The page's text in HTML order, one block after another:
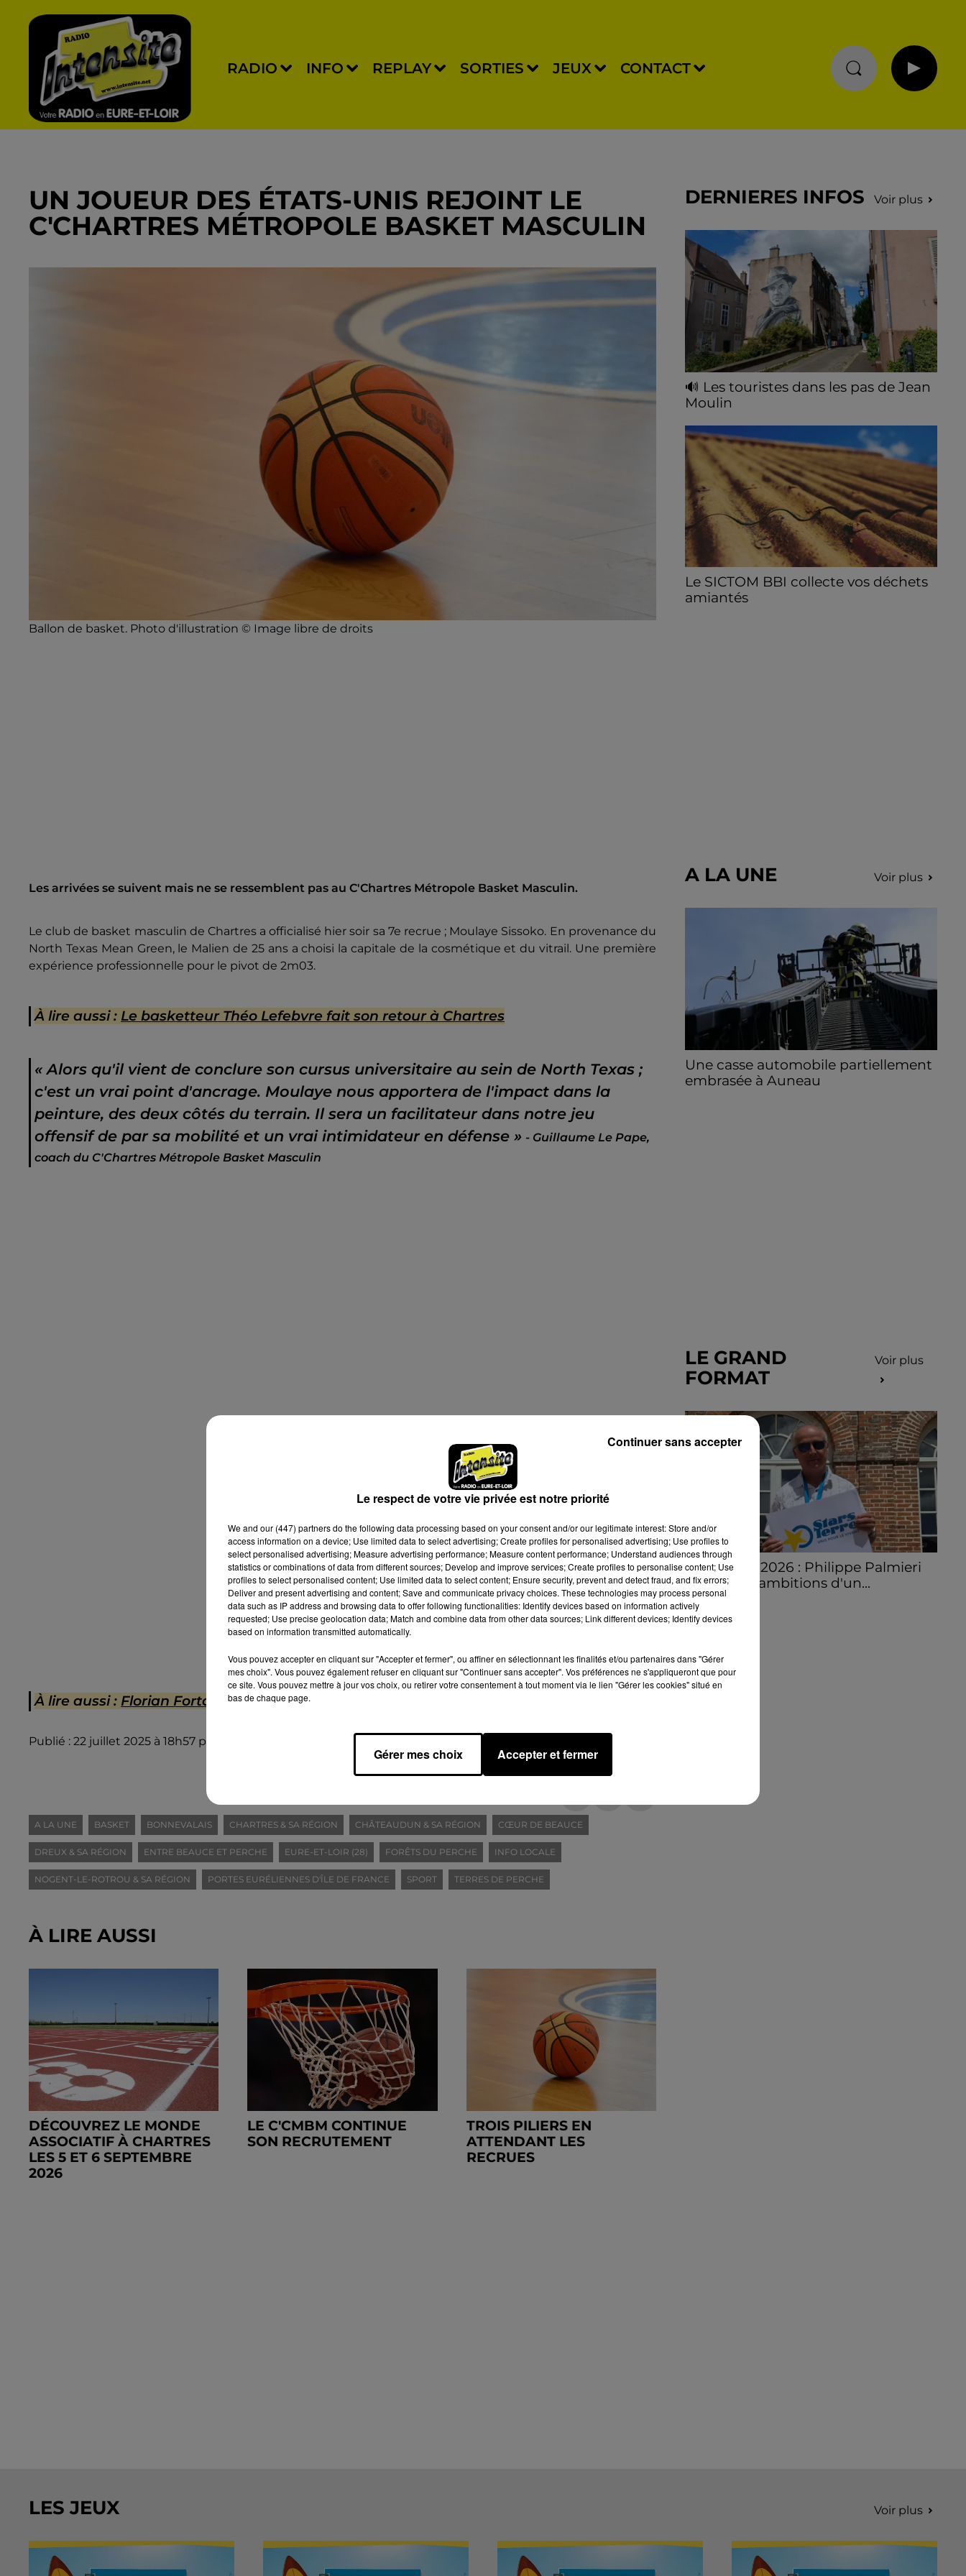
RADIO INFO REPLAY SORTIES JEUX CONTACT
UN JOUEUR DES ÉTATS-UNIS REJOINT LE
C'CHARTRES MÉTROPOLE BASKET MASCULIN
Ballon de basket. Photo d'illustration © Image libre de droits
Les arrivées se suivent mais ne se ressemblent pas au C'Chartres Métropole Basket Masculin.
Le club de basket masculin de Chartres a officialisé hier soir sa 7e recrue ; Moulaye Sissoko. En provenance du
North Texas Mean Green, le Malien de 25 ans a choisi la capitale de la cosmétique et du vitrail. Une première
expérience professionnelle pour le pivot de 2m03.
À lire aussi : Le basketteur Théo Lefebvre fait son retour à Chartres
« Alors qu'il vient de conclure son cursus universitaire au sein de North Texas ;
c'est un vrai point d'ancrage. Moulaye nous apportera de l'impact dans la
peinture, des deux côtés du terrain. Il sera un facilitateur dans notre jeu
offensif de par sa mobilité et un vrai intimidateur en défense » - Guillaume Le Pape,
coach du C'Chartres Métropole Basket Masculin
À lire aussi : Florian Fortas quitte la C'CMBM
Publié : 22 juillet 2025 à 18h57 par Rédaction Intensité
A LA UNE BASKET BONNEVALAIS CHARTRES & SA RÉGION CHÂTEAUDUN & SA RÉGION CŒUR DE BEAUCE
DREUX & SA RÉGION ENTRE BEAUCE ET PERCHE EURE-ET-LOIR (28) FORÊTS DU PERCHE INFO LOCALE
NOGENT-LE-ROTROU & SA RÉGION PORTES EURÉLIENNES D'ÎLE DE FRANCE SPORT TERRES DE PERCHE
À LIRE AUSSI
DÉCOUVREZ LE MONDE
ASSOCIATIF À CHARTRES
LES 5 ET 6 SEPTEMBRE
2026
LE C'CMBM CONTINUE
SON RECRUTEMENT
TROIS PILIERS EN
ATTENDANT LES
RECRUES
DERNIERES INFOS Voir plus
🔊 Les touristes dans les pas de Jean
Moulin
les sorties estivales de Chartres Tourisme.
Le SICTOM BBI collecte vos déchets
amiantés
A LA UNE Voir plus
Une casse automobile partiellement
embrasée à Auneau
LE GRAND
FORMAT
Voir plus
Stars'Terre 2026 : Philippe Palmieri
dévoile les ambitions d'un...
À quelques semaines de la première
édition de Stars'Terre, organisée du 18 au 20
LES JEUX Voir plus
Le respect de votre vie privée est notre priorité
We and our (447) partnersdo the following data processing based on your consent and/or our legitimate interest: Store and/or
access information on a device; Use limited data to select advertising; Create profiles for personalised advertising; Use profiles to
select personalised advertising; Measure advertising performance; Measure content performance; Understand audiences through
statistics or combinations of data from different sources; Develop and improve services; Create profiles to personalise content; Use
profiles to select personalised content; Use limited data to select content; Ensure security, prevent and detect fraud, and fix errors;
Deliver and present advertising and content; Save and communicate privacy choices. These technologies may process personal
data such as IP address and browsing data to offer following functionalities: Identify devices based on information actively
requested; Use precise geolocation data; Match and combine data from other data sources; Link different devices; Identify devices
based on information transmitted automatically.
Vous pouvez accepter en cliquant sur "Accepter et fermer", ou affiner en sélectionnant les finalités et/ou partenaires dans "Gérer
mes choix". Vous pouvez également refuser en cliquant sur "Continuer sans accepter". Vos préférences ne s'appliqueront que pour
ce site. Vous pouvez mettre à jour vos choix, ou retirer votre consentement à tout moment via le lien "Gérer les cookies" situé en
bas de chaque page.
Gérer mes choix Accepter et fermer
Continuer sans accepter